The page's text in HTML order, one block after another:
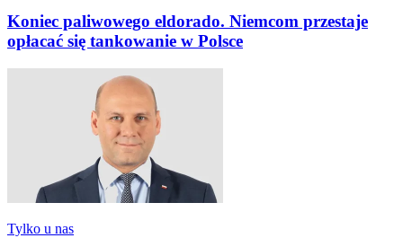
Koniec paliwowego eldorado. Niemcom przestaje
opłacać się tankowanie w Polsce
Tylko u nas